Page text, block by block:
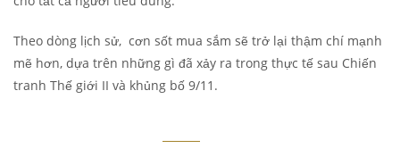
Theo dòng lịch sử, cơn sốt mua sắm sẽ trở lại thậm chí mạnh
mẽ hơn, dựa trên những gì đã xảy ra trong thực tế sau Chiến
tranh Thế giới II và khủng bố 9/11.